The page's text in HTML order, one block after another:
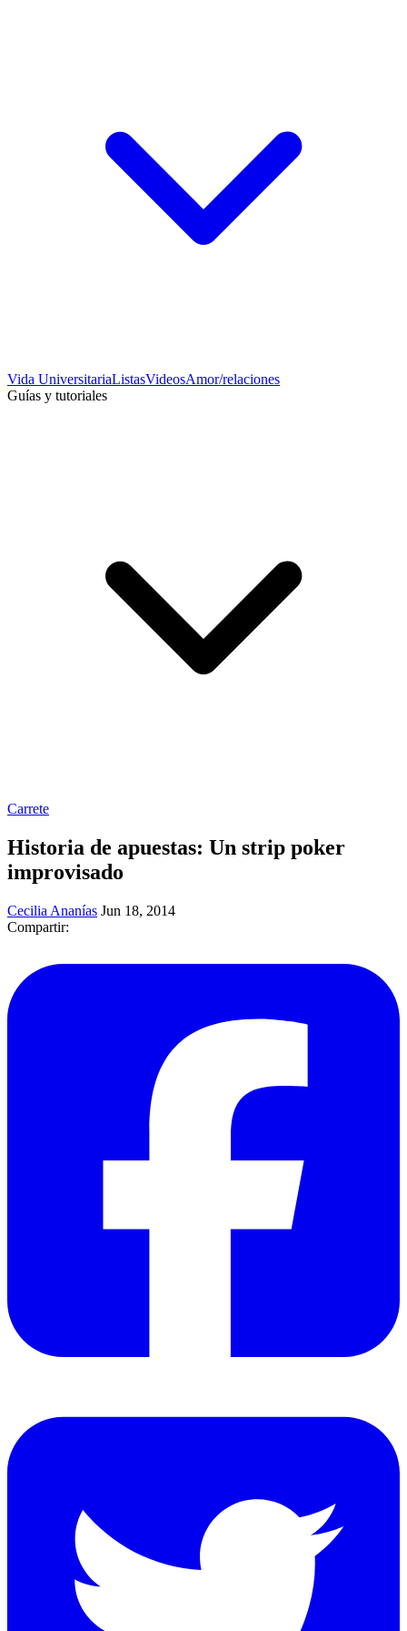
Vida UniversitariaListasVideosAmor/relaciones
Guías y tutoriales
Carrete
Historia de apuestas: Un strip poker
improvisado
Cecilia Ananías Jun 18, 2014
Compartir: